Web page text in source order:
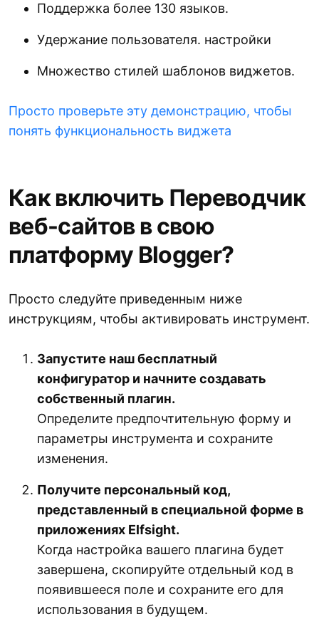
Поддержка более 130 языков.
Удержание пользователя. настройки
Множество стилей шаблонов виджетов.
Просто проверьте эту демонстрацию, чтобы
понять функциональность виджета
Как включить Переводчик
веб-сайтов в свою
платформу Blogger?
Просто следуйте приведенным ниже
инструкциям, чтобы активировать инструмент.
Запустите наш бесплатный
конфигуратор и начните создавать
собственный плагин.
Определите предпочтительную форму и
параметры инструмента и сохраните
изменения.
Получите персональный код,
представленный в специальной форме в
приложениях Elfsight.
Когда настройка вашего плагина будет
завершена, скопируйте отдельный код в
появившееся поле и сохраните его для
использования в будущем.